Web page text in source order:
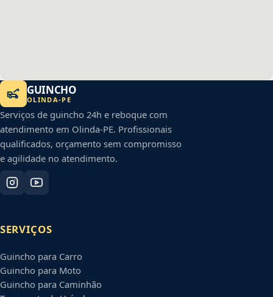
GUINCHO
OLINDA-PE
Serviços de guincho 24h e reboque com
atendimento em Olinda-PE. Profissionais
qualificados, orçamento sem compromisso
e agilidade no atendimento.
SERVIÇOS
Guincho para Carro
Guincho para Moto
Guincho para Caminhão